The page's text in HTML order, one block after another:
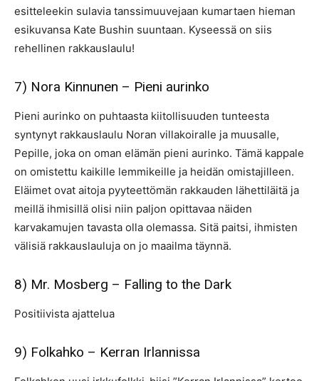
esitteleekin sulavia tanssimuuvejaan kumartaen hieman
esikuvansa Kate Bushin suuntaan. Kyseessä on siis
rehellinen rakkauslaulu!
7) Nora Kinnunen – Pieni aurinko
Pieni aurinko on puhtaasta kiitollisuuden tunteesta
syntynyt rakkauslaulu Noran villakoiralle ja muusalle,
Pepille, joka on oman elämän pieni aurinko. Tämä kappale
on omistettu kaikille lemmikeille ja heidän omistajilleen.
Eläimet ovat aitoja pyyteettömän rakkauden lähettiläitä ja
meillä ihmisillä olisi niin paljon opittavaa näiden
karvakamujen tavasta olla olemassa. Sitä paitsi, ihmisten
välisiä rakkauslauluja on jo maailma täynnä.
8) Mr. Mosberg – Falling to the Dark
Positiivista ajattelua
9) Folkahko – Kerran Irlannissa